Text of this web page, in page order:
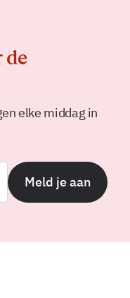
de
elke middag in
Meld je aan